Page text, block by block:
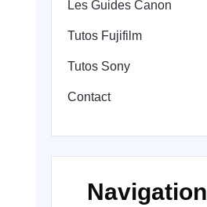
Les Guides Canon
Tutos Fujifilm
Tutos Sony
Contact
Navigation